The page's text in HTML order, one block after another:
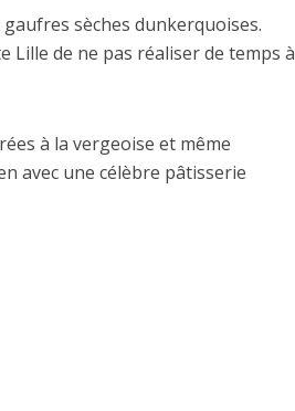
sèches dunkerquoises.
Lille de ne pas réaliser de temps à
à la vergeoise et même
avec une célèbre pâtisserie